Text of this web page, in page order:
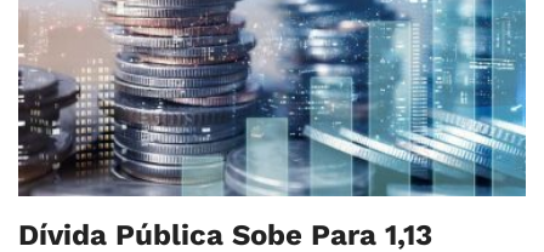
Dívida Pública Sobe Para 1,13